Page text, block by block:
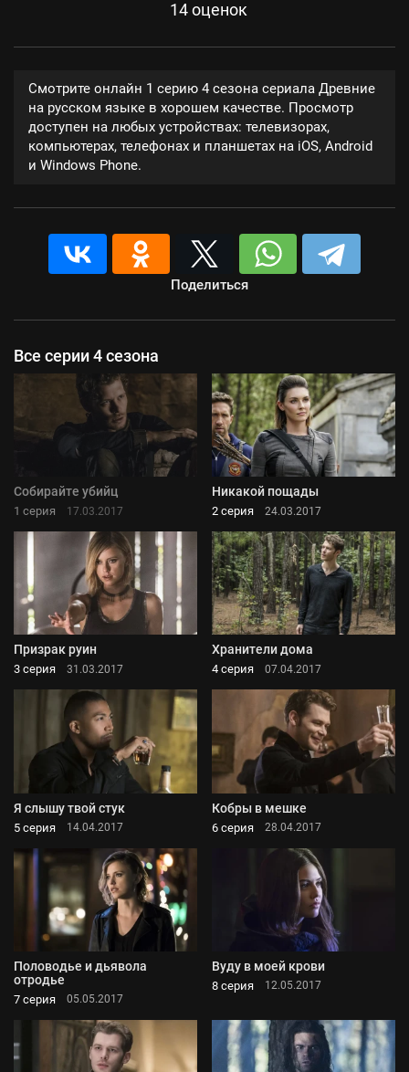
14 оценок
Смотрите онлайн 1 серию 4 сезона сериала Древние
на русском языке в хорошем качестве. Просмотр
доступен на любых устройствах: телевизорах,
компьютерах, телефонах и планшетах на iOS, Android
и Windows Phone.
Поделиться
Все серии 4 сезона
Собирайте убийц
1 серия 17.03.2017
Никакой пощады
2 серия 24.03.2017
Призрак руин
3 серия 31.03.2017
Хранители дома
4 серия 07.04.2017
Я слышу твой стук
5 серия 14.04.2017
Кобры в мешке
6 серия 28.04.2017
Половодье и дьявола
отродье
7 серия 05.05.2017
Вуду в моей крови
8 серия 12.05.2017